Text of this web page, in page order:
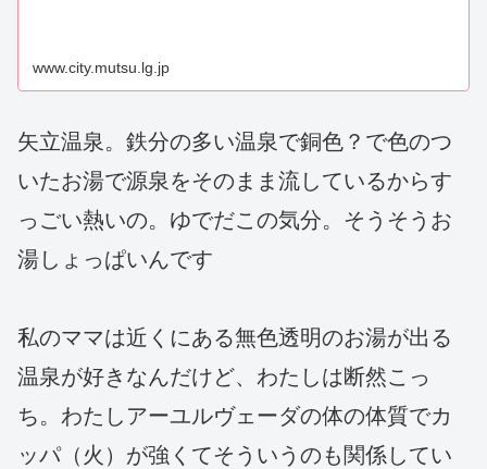
www.city.mutsu.lg.jp
矢立温泉。鉄分の多い温泉で銅色？で色のつ
いたお湯で源泉をそのまま流しているからす
っごい熱いの。ゆでだこの気分。そうそうお
湯しょっぱいんです
私のママは近くにある無色透明のお湯が出る
温泉が好きなんだけど、わたしは断然こっ
ち。わたしアーユルヴェーダの体の体質でカ
ッパ（火）が強くてそういうのも関係してい